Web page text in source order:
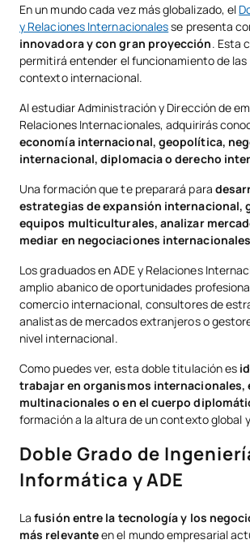
En un mundo cada vez más globalizado, el
y Relaciones Internacionalesse presenta
innovadora y con gran proyección. Esta
permitirá entender el funcionamiento de las
contexto internacional.
Al estudiar Administración y Dirección de
Relaciones Internacionales, adquirirás
economía internacional, geopolítica,
internacional, diplomacia o derecho
Una formación que te preparará para
estrategias de expansión internacional,
equipos multiculturales, analizar
mediar en negociaciones internacionales
Los graduados en ADE y Relaciones
amplio abanico de oportunidades
comercio internacional, consultores de
analistas de mercados extranjeros o
nivel internacional.
Como puedes ver, esta doble titulación es
trabajar en organismos internacionales,
multinacionales o en el cuerpo
formación a la altura de un contexto global
Doble Grado de
Informática y ADE
Lafusión entre la tecnología y los
más relevanteen el mundo empresarial